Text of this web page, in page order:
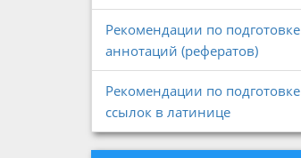
Рекомендации по подготовке
аннотаций (рефератов)
Рекомендации по подготовке
ссылок в латинице